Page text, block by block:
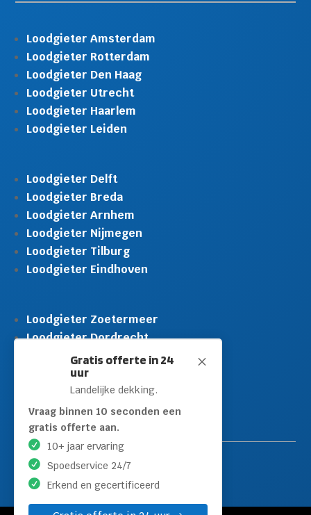
M
Gratis offerte in 24
uur
Landelijke dekking.
Vraag binnen 10 seconden een
gratis offerte aan.
10+ jaar ervaring
Spoedservice 24/7
Erkend en gecertificeerd
Loodgieter Amsterdam
Loodgieter Rotterdam
Loodgieter Den Haag
Loodgieter Utrecht
Loodgieter Haarlem
Loodgieter Leiden
Loodgieter Delft
Loodgieter Breda
Loodgieter Arnhem
Loodgieter Nijmegen
Loodgieter Tilburg
Loodgieter Eindhoven
Loodgieter Zoetermeer
Loodgieter Dordrecht
Loodgieter Rijswijk
Loodgieter Schiedam
Loodgieter Leidschendam
Loodgieter Hilversum